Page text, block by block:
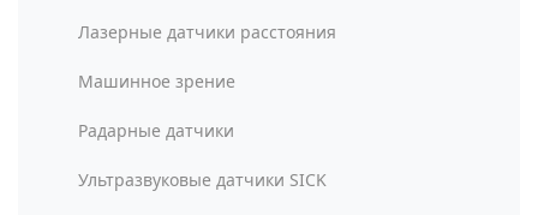
Лазерные датчики расстояния
Машинное зрение
Радарные датчики
Ультразвуковые датчики SICK